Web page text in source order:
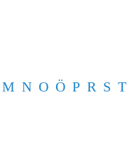
M N O Ö P R S T